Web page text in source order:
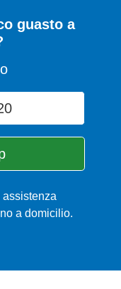
guasto a
a domicilio.